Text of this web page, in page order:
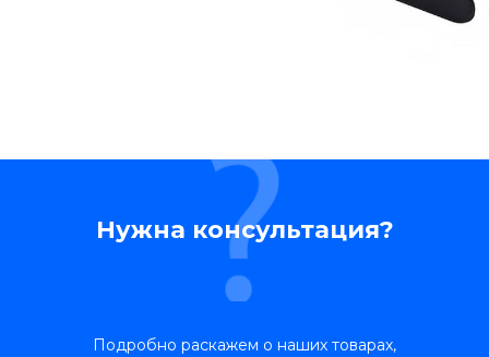
Нужна консультация?
Подробно раскажем о наших товарах,